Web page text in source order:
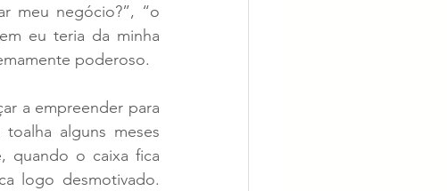
meu negócio?”, “o
eu teria da minha
poderoso.
a empreender para
alguns meses
quando o caixa fica
logo desmotivado.